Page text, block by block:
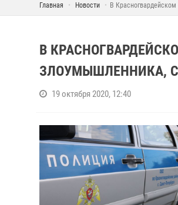
Главная Новости В
В
ЗЛОУМЫШЛЕННИКА,
19 октября 2020, 12:40